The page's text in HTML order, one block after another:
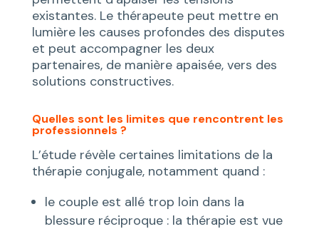
existantes. Le thérapeute peut mettre en
lumière les causes profondes des disputes
et peut accompagner les deux
partenaires, de manière apaisée, vers des
solutions constructives.
Quelles sont les limites que rencontrent les
professionnels ?
L’étude révèle certaines limitations de la
thérapie conjugale, notamment quand :
le couple est allé trop loin dans la
blessure réciproque : la thérapie est vue